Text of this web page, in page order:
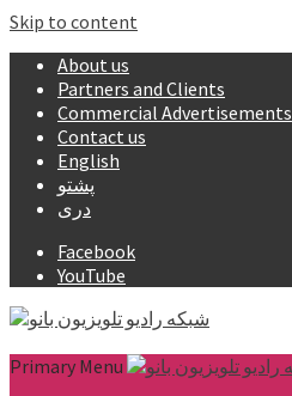
Skip to content
About us
Partners and Clients
Commercial Advertisements
Contact us
English
پشتو
دری
Facebook
YouTube
Primary Menu